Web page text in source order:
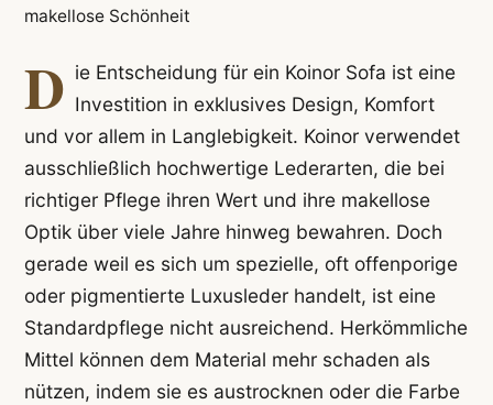
makellose Schönheit
D ie Entscheidung für ein Koinor Sofa ist eine
Investition in exklusives Design, Komfort
und vor allem in Langlebigkeit. Koinor verwendet
ausschließlich hochwertige Lederarten, die bei
richtiger Pflege ihren Wert und ihre makellose
Optik über viele Jahre hinweg bewahren. Doch
gerade weil es sich um spezielle, oft offenporige
oder pigmentierte Luxusleder handelt, ist eine
Standardpflege nicht ausreichend. Herkömmliche
Mittel können dem Material mehr schaden als
nützen, indem sie es austrocknen oder die Farbe